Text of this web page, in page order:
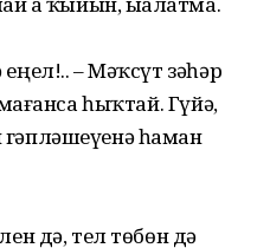
– Мәҡсүт зәһәр
һыҡтай. Гүйә,
һаман
дә, тел төбөн дә